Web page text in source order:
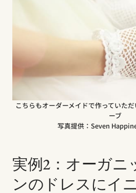
こちらもオーダーメイドで作っていた
ーブ
写真提供：Seven
実例2：オーガニ
ンのドレスにイ